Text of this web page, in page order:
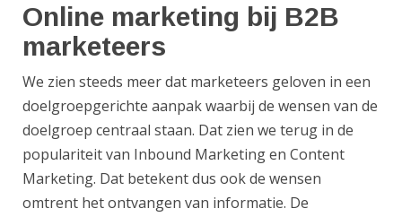
Online marketing bij B2B
marketeers
We zien steeds meer dat marketeers geloven in een
doelgroepgerichte aanpak waarbij de wensen van de
doelgroep centraal staan. Dat zien we terug in de
populariteit van Inbound Marketing en Content
Marketing. Dat betekent dus ook de wensen
omtrent het ontvangen van informatie. De